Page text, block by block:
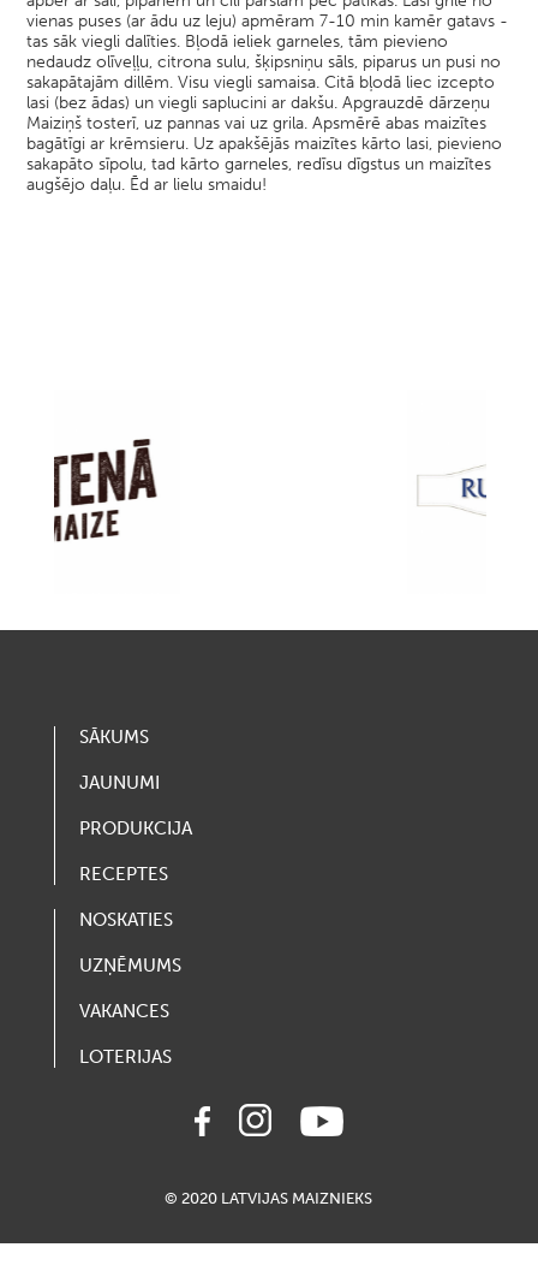
vienas puses (ar ādu uz leju) apmēram 7-10 min kamēr gatavs -
tas sāk viegli dalīties. Bļodā ieliek garneles, tām pievieno
nedaudz olīveļļu, citrona sulu, šķipsniņu sāls, piparus un pusi no
sakapātajām dillēm. Visu viegli samaisa. Citā bļodā liec izcepto
lasi (bez ādas) un viegli saplucini ar dakšu. Apgrauzdē dārzeņu
Maiziņš tosterī, uz pannas vai uz grila. Apsmērē abas maizītes
bagātīgi ar krēmsieru. Uz apakšējās maizītes kārto lasi, pievieno
sakapāto sīpolu, tad kārto garneles, redīsu dīgstus un maizītes
augšējo daļu. Ēd ar lielu smaidu!
SĀKUMS
JAUNUMI
PRODUKCIJA
RECEPTES
NOSKATIES
UZŅĒMUMS
VAKANCES
LOTERIJAS
© 2020 LATVIJAS MAIZNIEKS